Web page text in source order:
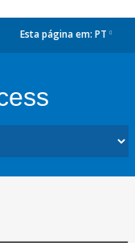
Esta página em: PT